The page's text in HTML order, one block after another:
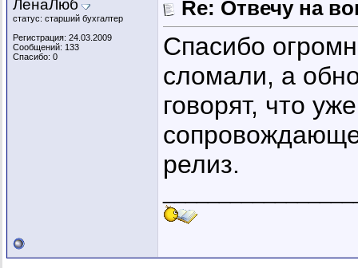
ЛенаЛюб
статус: старший бухгалтер
Регистрация: 24.03.2009
Сообщений: 133
Спасибо: 0
Re: Отвечу на
Спасибо
сломали, а
говорят, что
релиз.